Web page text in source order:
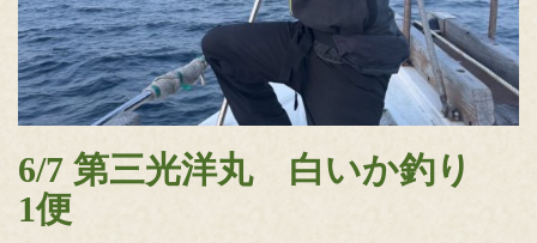
6/7 第三光洋丸 白いか釣り
1便